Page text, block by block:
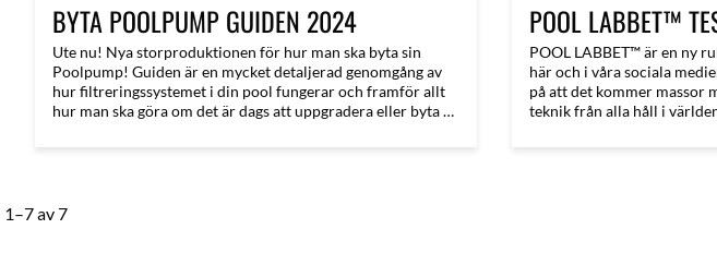
BYTA POOLPUMP GUIDEN 2024
Ute nu! Nya storproduktionen för hur man ska byta sin
Poolpump! Guiden är en mycket detaljerad genomgång av
hur filtreringssystemet i din pool fungerar och framför allt
hur man ska göra om det är dags att uppgradera eller byta ut
POOL LABBET™
POOL LABBET™ är en ny
här och i våra sociala
på att det kommer massor
teknik från alla håll i
1–7av7